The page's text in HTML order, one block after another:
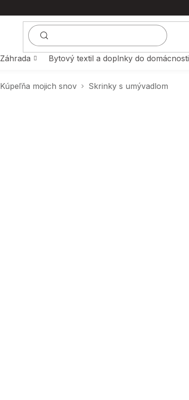
Záhrada Bytový textil a doplnky do domácnosti
Kúpeľňa mojich snov Skrinky s umývadlom